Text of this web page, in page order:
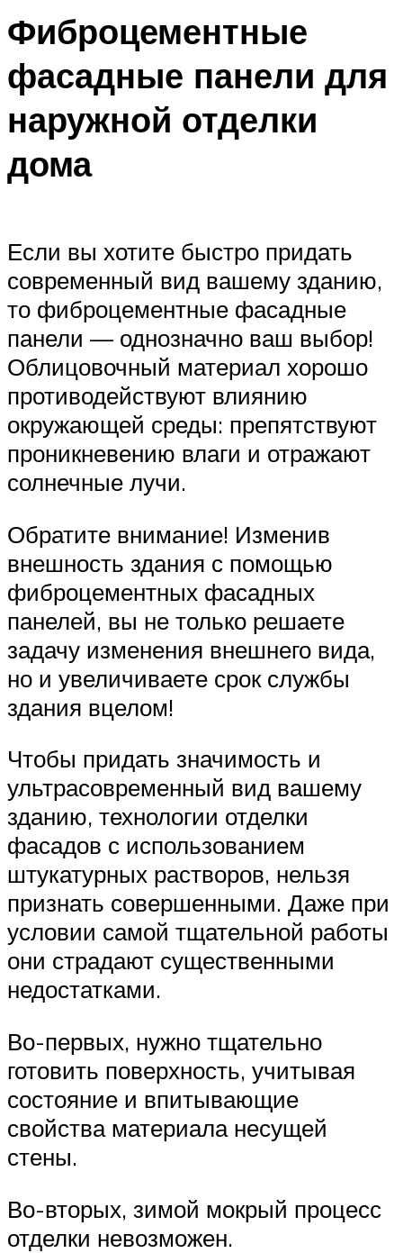
МЕНЮ
Фиброцементные
фасадные панели для
наружной отделки
дома
Если вы хотите быстро придать
современный вид вашему зданию,
то фиброцементные фасадные
панели — однозначно ваш выбор!
Облицовочный материал хорошо
противодействуют влиянию
окружающей среды: препятствуют
проникневению влаги и отражают
солнечные лучи.
Обратите внимание! Изменив
внешность здания с помощью
фиброцементных фасадных
панелей, вы не только решаете
задачу изменения внешнего вида,
но и увеличиваете срок службы
здания вцелом!
Чтобы придать значимость и
ультрасовременный вид вашему
зданию, технологии отделки
фасадов с использованием
штукатурных растворов, нельзя
признать совершенными. Даже при
условии самой тщательной работы
они страдают существенными
недостатками.
Во-первых, нужно тщательно
готовить поверхность, учитывая
состояние и впитывающие
свойства материала несущей
стены.
Во-вторых, зимой мокрый процесс
отделки невозможен.